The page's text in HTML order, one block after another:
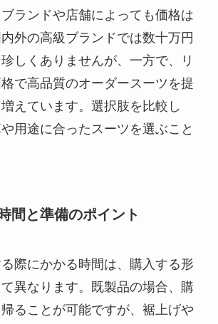
ランドや店舗によっても価格は
外の高級ブランドでは数十万円
しくありませんが、一方で、リ
で高品質のオーダースーツを提
えています。選択肢を比較し
用途に合ったスーツを選ぶこと
間と準備のポイント
際にかかる時間は、購入する形
異なります。既製品の場合、購
ることが可能ですが、裾上げや